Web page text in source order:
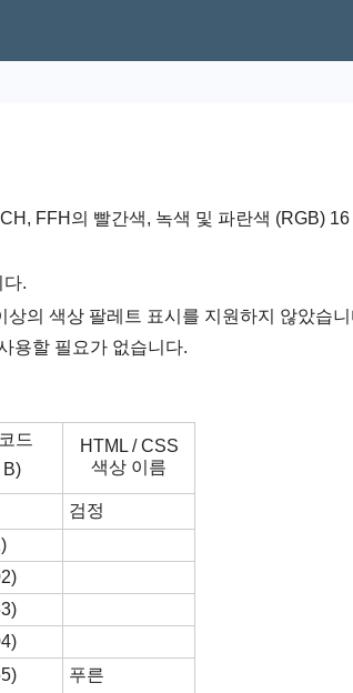
FFH의 빨간색, 녹색 및 파란색 (RGB) 16
다.
의 색상 팔레트 표시를 지원하지 않았습니
용할 필요가 없습니다.
드
B)
HTML / CSS
색상 이름
검정
푸른